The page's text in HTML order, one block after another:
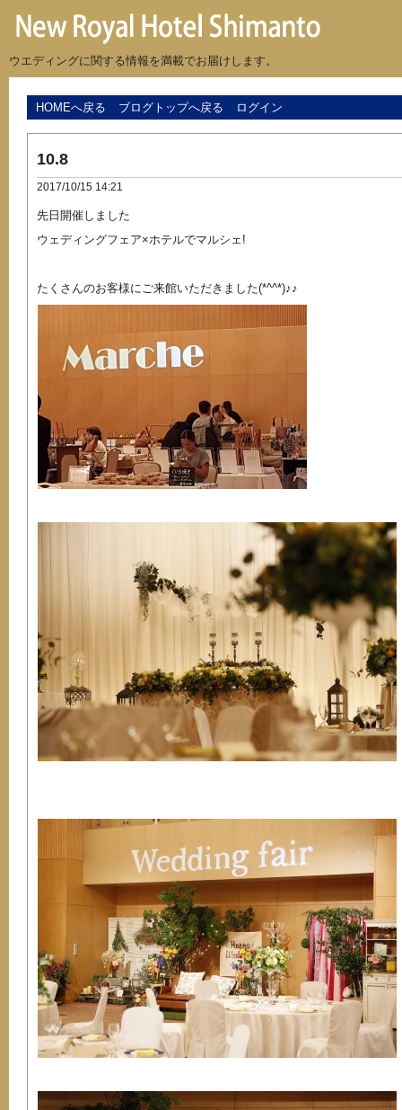
ウエディングに関する情報を満載でお届けします。
HOMEへ戻る ブログトップへ戻る ログイン
10.8
2017/10/15 14:21
先日開催しました
ウェディングフェア×ホテルでマルシェ!
たくさんのお客様にご来館いただきました(*^^*)♪♪